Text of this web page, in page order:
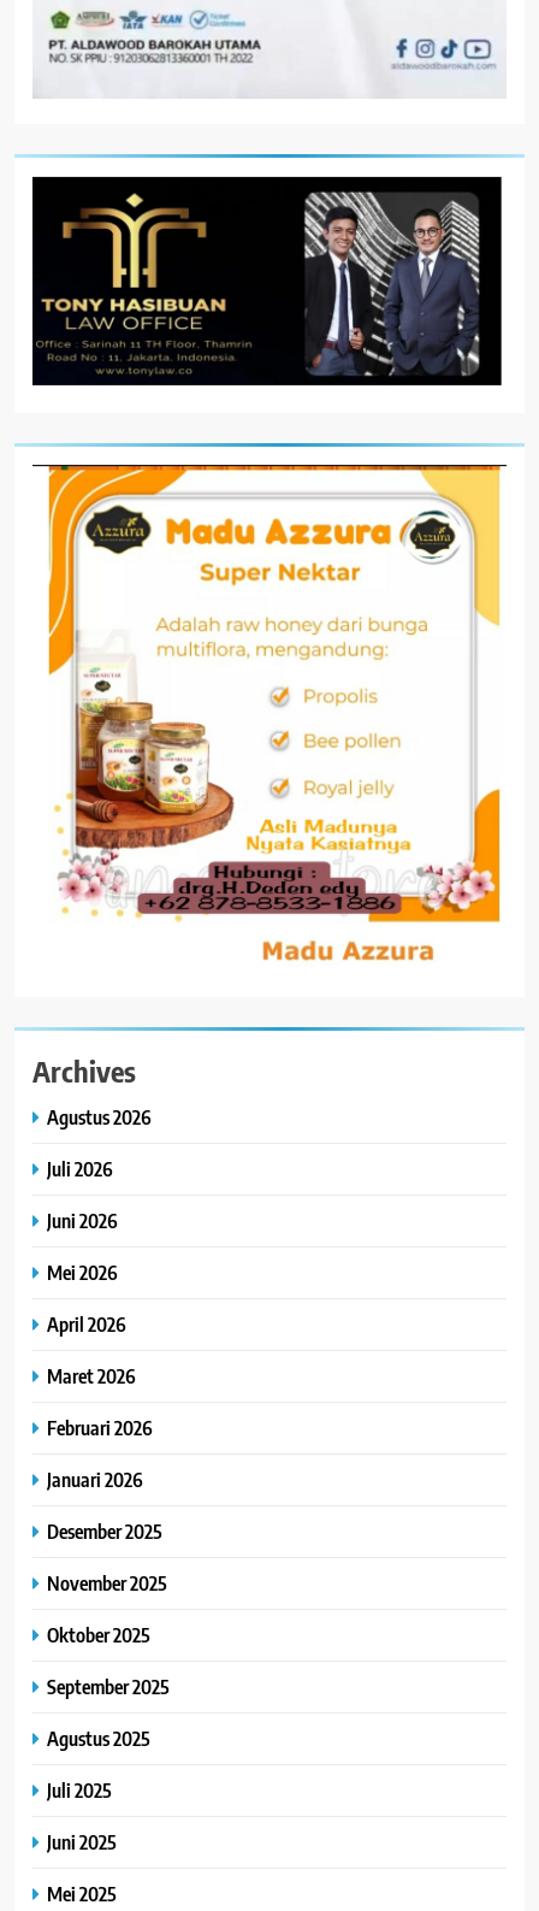
Archives
Agustus 2026
Juli 2026
Juni 2026
Mei 2026
April 2026
Maret 2026
Februari 2026
Januari 2026
Desember 2025
November 2025
Oktober 2025
September 2025
Agustus 2025
Juli 2025
Juni 2025
Mei 2025